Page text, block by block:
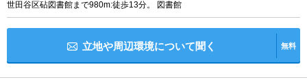
世田谷区砧図書館まで980m:徒歩13分。 図書館
立地や周辺環境について聞く 無料